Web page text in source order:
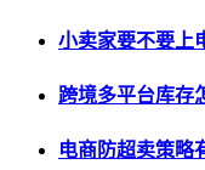
小卖家要不要上
跨境多平台库存
电商防超卖策略